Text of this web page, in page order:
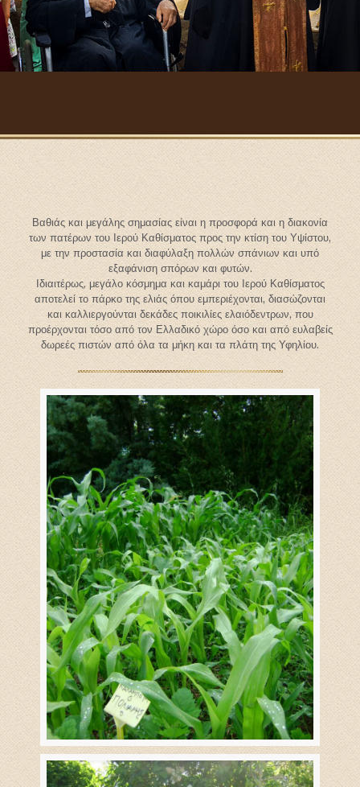
Βαθιάς και μεγάλης σημασίας είναι η προσφορά και η διακονία
των πατέρων του Ιερού Καθίσματος προς την κτίση του Υψίστου,
με την προστασία και διαφύλαξη πολλών σπάνιων και υπό
εξαφάνιση σπόρων και φυτών.
Ιδιαιτέρως, μεγάλο κόσμημα και καμάρι του Ιερού Καθίσματος
αποτελεί το πάρκο της ελιάς όπου εμπεριέχονται, διασώζονται
και καλλιεργούνται δεκάδες ποικιλίες ελαιόδεντρων, που
προέρχονται τόσο από τον Ελλαδικό χώρο όσο και από ευλαβείς
δωρεές πιστών από όλα τα μήκη και τα πλάτη της Υφηλίου.